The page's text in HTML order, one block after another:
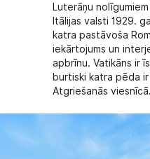
Luterāņu
Itālijas valsti 1929.
katra pastāvoša
iekārtojums un
apbrīnu. Vatikāns ir
burtiski katra pēda
Atgriešanās